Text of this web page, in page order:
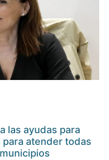
las ayudas para
atender todas